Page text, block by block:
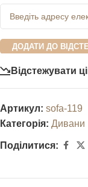
ДОДАТИ ДО
Відстежувати
Артикул: sofa-119
Категорія: Дивани
Поділитися: